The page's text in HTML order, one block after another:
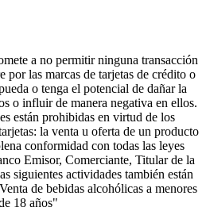
a no permitir ninguna transacción
por las marcas de tarjetas de crédito o
o tenga el potencial de dañar la
o influir de manera negativa en ellos.
están prohibidas en virtud de los
la venta u oferta de un producto
conformidad con todas las leyes
Emisor, Comerciante, Titular de la
siguientes actividades también están
de bebidas alcohólicas a menores
18 años"